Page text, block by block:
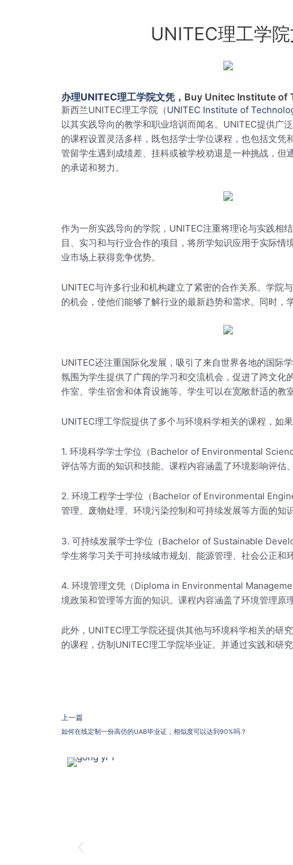
UNITEC理工学
办理UNITEC理工学院文凭 ，Buy Unitec Institute of
新西兰UNITEC理工学院（UNITEC Institute of
以其实践导向的教学和职业培训而闻名。UNITEC提供广
的课程设置灵活多样，既包括学士学位课程，也包括文
管留学生遇到成绩差、挂科或被学校劝退是一种挑战，但
的承诺和努力。
作为一所实践导向的学院，UNITEC注重将理论与实践相
目、实习和与行业合作的项目，将所学知识应用于实际
业市场上获得竞争优势。
UNITEC与许多行业和机构建立了紧密的合作关系。学院
的机会，使他们能够了解行业的最新趋势和需求。同时，
UNITEC还注重国际化发展，吸引了来自世界各地的国际
氛围为学生提供了广阔的学习和交流机会，促进了跨文
作室、学生宿舍和体育设施等。学生可以在宽敞舒适的教
UNITEC理工学院提供了多个与环境科学相关的课程，如
1. 环境科学学士学位（Bachelor of Environmental
评估等方面的知识和技能。课程内容涵盖了环境影响评估
2. 环境工程学士学位（Bachelor of Environmental
管理、废物处理、环境污染控制和可持续发展等方面的知
3. 可持续发展学士学位（Bachelor of Sustainable
学生将学习关于可持续城市规划、能源管理、社会公正和
4. 环境管理文凭（Diploma in Environmental
境政策和管理等方面的知识。课程内容涵盖了环境管理原
此外，UNITEC理工学院还提供其他与环境科学相关的研
的课程，仿制UNITEC理工学院毕业证。并通过实践和研
上一篇
如何在线定制一份高仿的UAB毕业证，相似度可以达到90%吗？